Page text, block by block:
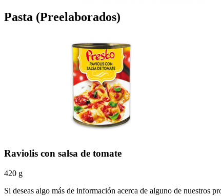
Pasta (Preelaborados)
Raviolis con salsa de tomate
420 g
Si deseas algo más de información acerca de alguno de nuestros